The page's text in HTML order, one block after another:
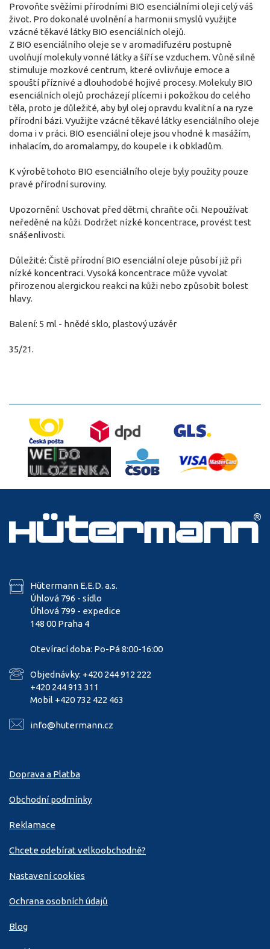
Provoňte svěžími přírodními BIO esenciálními oleji celý váš
život. Pro dokonalé uvolnění a harmonii smyslů využijte
vzácné těkavé látky BIO esenciálních olejů.
Z BIO esenciálního oleje se v aromadifuzéru postupně
uvolňují molekuly vonné látky a šíří se vzduchem. Vůně silně
stimuluje mozkové centrum, které ovlivňuje emoce a
spouští příznivé a dlouhodobé hojivé procesy. Molekuly BIO
esenciálních olejů procházejí plícemi i pokožkou do celého
těla, proto je důležité, aby byl olej opravdu kvalitní a na ryze
přírodní bázi. Využijte vzácné těkavé látky esenciálního oleje
doma i v práci. BIO esenciální oleje jsou vhodné k masážím,
inhalacím, do aromalampy, do koupele i k obkladům.
K výrobě tohoto BIO esenciálního oleje byly použity pouze
pravé přírodní suroviny.
Upozornění: Uschovat před dětmi, chraňte oči. Nepoužívat
neředěné na kůži. Dodržet nízké koncentrace, provést test
snášenlivosti.
Důležité: Čistě přírodní BIO esenciální oleje působí již při
nízké koncentraci. Vysoká koncentrace může vyvolat
přirozenou alergickou reakci na kůži nebo způsobit bolest
hlavy.
Balení: 5 ml - hnědé sklo, plastový uzávěr
35/21.
Hütermann E.E.D. a.s.
Úhlová 796 - sídlo
Úhlová 799 - expedice
148 00 Praha 4
Otevírací doba: Po-Pá 8:00-16:00
Objednávky: +420 244 912 222
+420 244 913 311
Mobil +420 732 422 463
info@hutermann.cz
Doprava a Platba
Obchodní podmínky
Reklamace
Chcete odebírat velkoobchodně?
Nastavení cookies
Ochrana osobních údajů
Blog